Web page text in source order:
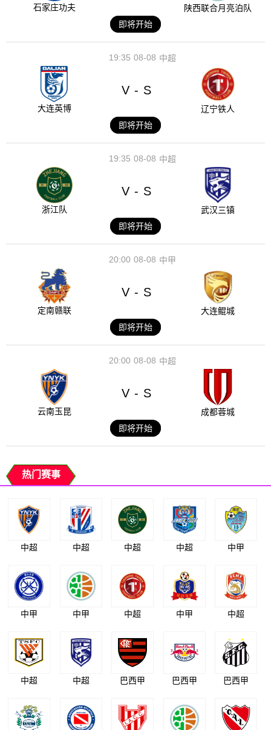
石家庄功夫
陕西联合月亮泊队
即将开始
08-08
19:35 中超
大连英博
V - S
辽宁铁人
即将开始
08-08
19:35 中超
浙江队
V - S
武汉三镇
即将开始
08-08
20:00 中甲
定南赣联
V - S
大连鲲城
即将开始
08-08
20:00 中超
云南玉昆
V - S
成都蓉城
即将开始
热门赛事
中超 中超 中超 中超 中甲
中甲 中甲 中超 中甲 中超
中超 中超 巴西甲 巴西甲 巴西甲